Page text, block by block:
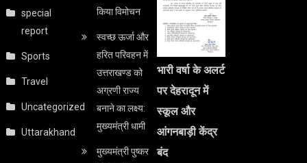
special
report
Sports
Travel
Uncategorized
Uttarakhand
किया विमोचन
स्वच्छ ऊर्जा और
हरित परिवहन में
उत्तराखण्ड को
अग्रणी राज्य
बनाने का लक्ष्य:
मुख्यमंत्री धामी
मुख्यमंत्री पुष्कर
भारी वर्षा के अलर्ट
पर देहरादून में
स्कूल और
आंगनबाड़ी केंद्र
बंद